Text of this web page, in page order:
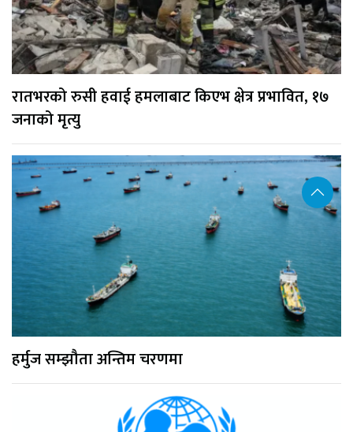
रातभरको रुसी हवाई हमलाबाट किएभ क्षेत्र प्रभावित, १७
जनाको मृत्यु
हर्मुज सम्झौता अन्तिम चरणमा